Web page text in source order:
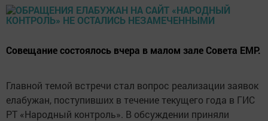
Совещание состоялось вчера в малом зале Совета ЕМР.
Главной темой встречи стал вопрос реализации заявок
елабужан, поступивших в течение текущего года в ГИС
РТ «Народный контроль». В обсуждении приняли